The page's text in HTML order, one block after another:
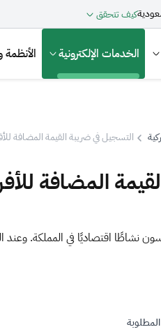
كيف تتحقق
الخدمات الإلكترونية الأنظمة
التسجيل في ضريبة القيمة المضافة
المضافة
نشاطًا اقتصاديًا في المملكة.